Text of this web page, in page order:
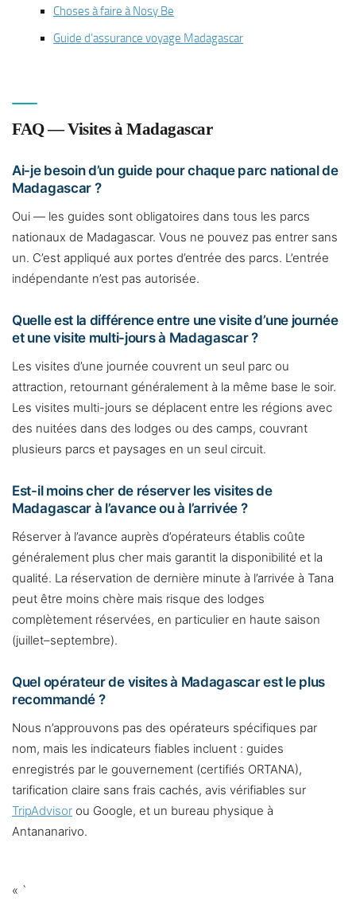
Choses à faire à Nosy Be
Guide d’assurance voyage Madagascar
FAQ — Visites à Madagascar
Ai-je besoin d’un guide pour chaque parc national de
Madagascar ?
Oui — les guides sont obligatoires dans tous les parcs
nationaux de Madagascar. Vous ne pouvez pas entrer sans
un. C’est appliqué aux portes d’entrée des parcs. L’entrée
indépendante n’est pas autorisée.
Quelle est la différence entre une visite d’une journée
et une visite multi-jours à Madagascar ?
Les visites d’une journée couvrent un seul parc ou
attraction, retournant généralement à la même base le soir.
Les visites multi-jours se déplacent entre les régions avec
des nuitées dans des lodges ou des camps, couvrant
plusieurs parcs et paysages en un seul circuit.
Est-il moins cher de réserver les visites de
Madagascar à l’avance ou à l’arrivée ?
Réserver à l’avance auprès d’opérateurs établis coûte
généralement plus cher mais garantit la disponibilité et la
qualité. La réservation de dernière minute à l’arrivée à Tana
peut être moins chère mais risque des lodges
complètement réservées, en particulier en haute saison
(juillet–septembre).
Quel opérateur de visites à Madagascar est le plus
recommandé ?
Nous n’approuvons pas des opérateurs spécifiques par
nom, mais les indicateurs fiables incluent : guides
enregistrés par le gouvernement (certifiés ORTANA),
tarification claire sans frais cachés, avis vérifiables sur
TripAdvisor ou Google, et un bureau physique à
Antananarivo.
« `